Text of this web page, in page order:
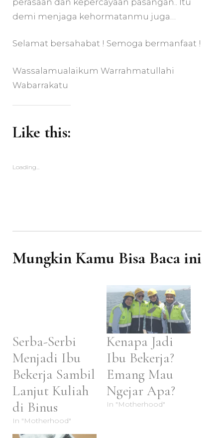
demi menjaga kehormatanmu juga…
Selamat bersahabat ! Semoga bermanfaat !
Wassalamualaikum Warrahmatullahi
Wabarrakatu
Like this:
Loading...
Mungkin Kamu Bisa Baca ini
Serba-Serbi
Menjadi Ibu
Bekerja Sambil
Lanjut Kuliah
di Binus
In "Motherhood"
Kenapa Jadi
Ibu Bekerja?
Emang Mau
Ngejar Apa?
In "Motherhood"